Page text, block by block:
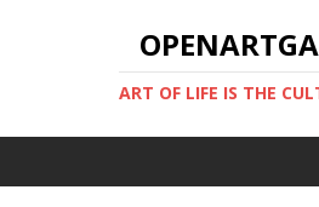
ART OF LIFE IS THE